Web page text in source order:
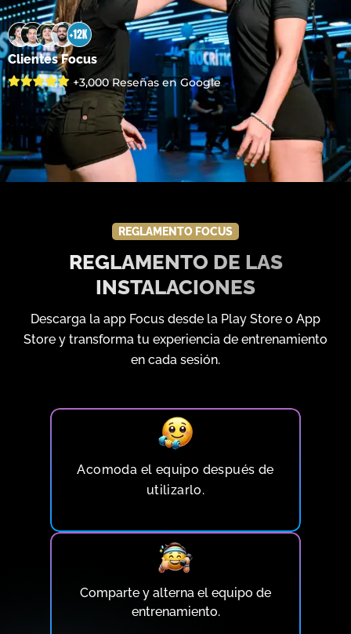
Clientes Focus
+3,000 Reseñas en Google
REGLAMENTO FOCUS
REGLAMENTO DE LAS
INSTALACIONES
Descarga la app Focus desde la Play Store o App
Store y transforma tu experiencia de entrenamiento
en cada sesión.
Acomoda el equipo después de
utilizarlo.
Comparte y alterna el equipo de
entrenamiento.